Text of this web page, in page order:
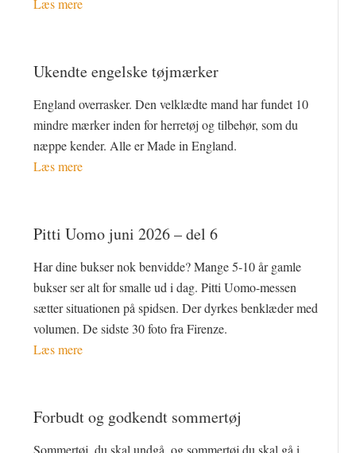
Læs mere
Ukendte engelske tøjmærker
England overrasker. Den velklædte mand har fundet 10
mindre mærker inden for herretøj og tilbehør, som du
næppe kender. Alle er Made in England.
Læs mere
Pitti Uomo juni 2026 – del 6
Har dine bukser nok benvidde? Mange 5-10 år gamle
bukser ser alt for smalle ud i dag. Pitti Uomo-messen
sætter situationen på spidsen. Der dyrkes benklæder med
volumen. De sidste 30 foto fra Firenze.
Læs mere
Forbudt og godkendt sommertøj
Sommertøj, du skal undgå, og sommertøj du skal gå i.